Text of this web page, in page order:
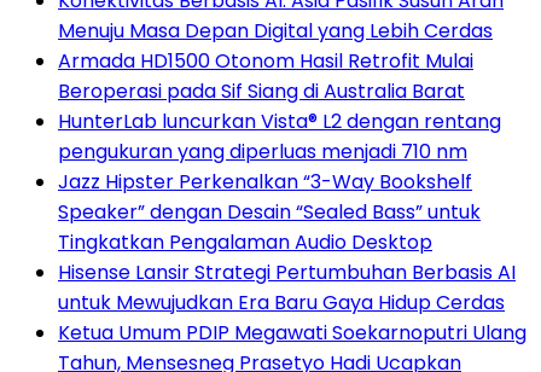
Menuju Masa Depan Digital yang Lebih Cerdas
Armada HD1500 Otonom Hasil Retrofit Mulai
Beroperasi pada Sif Siang di Australia Barat
HunterLab luncurkan Vista® L2 dengan rentang
pengukuran yang diperluas menjadi 710 nm
Jazz Hipster Perkenalkan “3-Way Bookshelf
Speaker” dengan Desain “Sealed Bass” untuk
Tingkatkan Pengalaman Audio Desktop
Hisense Lansir Strategi Pertumbuhan Berbasis AI
untuk Mewujudkan Era Baru Gaya Hidup Cerdas
Ketua Umum PDIP Megawati Soekarnoputri Ulang
Tahun, Mensesneg Prasetyo Hadi Ucapkan